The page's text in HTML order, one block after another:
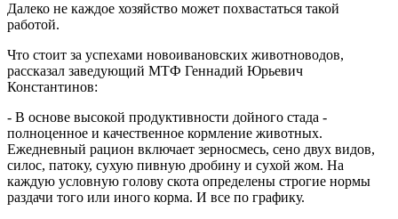
Далеко не каждое хозяйство может похвастаться такой
работой.
Что стоит за успехами новоивановских животноводов,
рассказал заведующий МТФ Геннадий Юрьевич
Константинов:
- В основе высокой продуктивности дойного стада -
полноценное и качественное кормление животных.
Ежедневный рацион включает зерносмесь, сено двух видов,
силос, патоку, сухую пивную дробину и сухой жом. На
каждую условную голову скота определены строгие нормы
раздачи того или иного корма. И все по графику.